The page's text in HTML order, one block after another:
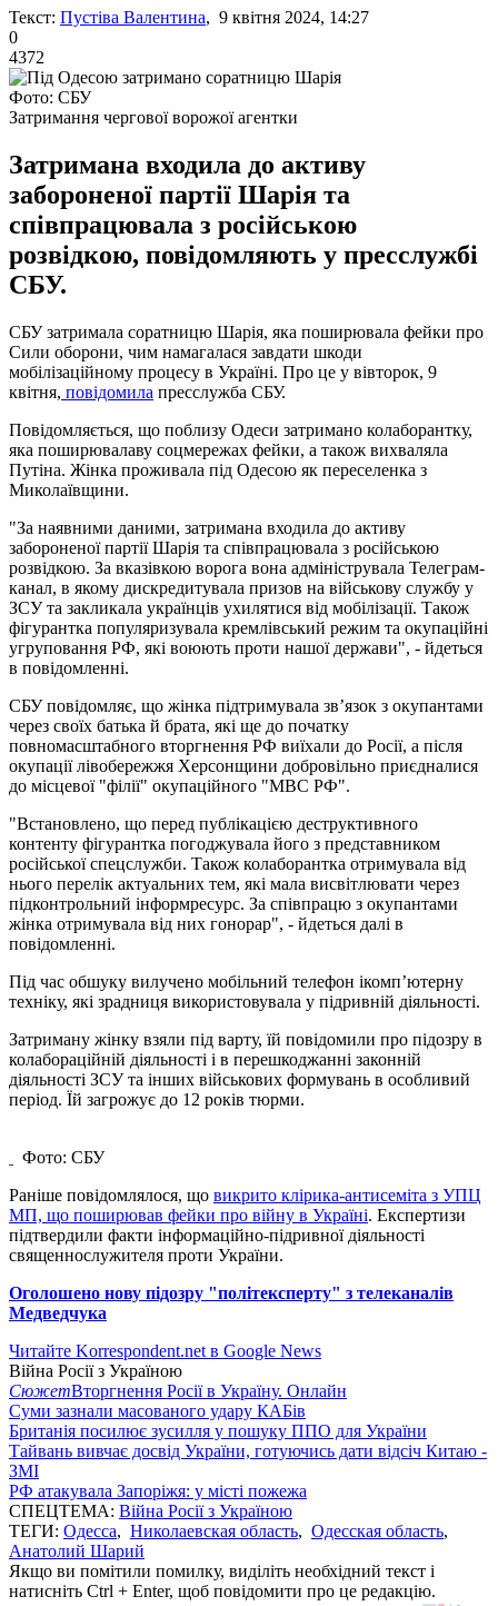
Текст: Пустіва Валентина, 9 квітня 2024, 14:27
0
4372
Фото: СБУ
Затримання чергової ворожої агентки
Затримана входила до активу
забороненої партії Шарія та
співпрацювала з російською
розвідкою, повідомляють у пресслужбі
СБУ.
СБУ затримала соратницю Шарія, яка поширювала фейки про
Сили оборони, чим намагалася завдати шкоди
мобілізаційному процесу в Україні. Про це у вівторок, 9
квітня, повідомила пресслужба СБУ.
Повідомляється, що поблизу Одеси затримано колаборантку,
яка поширювалаву соцмережах фейки, а також вихваляла
Путіна. Жінка проживала під Одесою як переселенка з
Миколаївщини.
"За наявними даними, затримана входила до активу
забороненої партії Шарія та співпрацювала з російською
розвідкою. За вказівкою ворога вона адмініструвала Телеграм-
канал, в якому дискредитувала призов на військову службу у
ЗСУ та закликала українців ухилятися від мобілізації. Також
фігурантка популяризувала кремлівський режим та окупаційні
угруповання РФ, які воюють проти нашої держави", - йдеться
в повідомленні.
СБУ повідомляє, що жінка підтримувала зв’язок з окупантами
через своїх батька й брата, які ще до початку
повномасштабного вторгнення РФ виїхали до Росії, а після
окупації лівобережжя Херсонщини добровільно приєдналися
до місцевої "філії" окупаційного "МВС РФ".
"Встановлено, що перед публікацією деструктивного
контенту фігурантка погоджувала його з представником
російської спецслужби. Також колаборантка отримувала від
нього перелік актуальних тем, які мала висвітлювати через
підконтрольний інформресурс. За співпрацю з окупантами
жінка отримувала від них гонорар", - йдеться далі в
повідомленні.
Під час обшуку вилучено мобільний телефон ікомп’ютерну
техніку, які зрадниця використовувала у підривній діяльності.
Затриману жінку взяли під варту, їй повідомили про підозру в
колабораційній діяльності і в перешкоджанні законній
діяльності ЗСУ та інших військових формувань в особливий
період. Їй загрожує до 12 років тюрми.
Фото: СБУ
Раніше повідомлялося, що викрито клірика-антисеміта з УПЦ
МП, що поширював фейки про війну в Україні. Експертизи
підтвердили факти інформаційно-підривної діяльності
священнослужителя проти України.
Оголошено нову підозру "політексперту" з телеканалів
Медведчука
Читайте Korrespondent.net в Google News
Війна Росії з Україною
СюжетВторгнення Росії в Україну. Онлайн
Суми зазнали масованого удару КАБів
Британія посилює зусилля у пошуку ППО для України
Тайвань вивчає досвід України, готуючись дати відсіч Китаю -
ЗМІ
РФ атакувала Запоріжя: у місті пожежа
СПЕЦТЕМА: Війна Росії з Україною
ТЕГИ: Одесса, Николаевская область, Одесская область,
Анатолий Шарий
Якщо ви помітили помилку, виділіть необхідний текст і
натисніть Ctrl + Enter, щоб повідомити про це редакцію.